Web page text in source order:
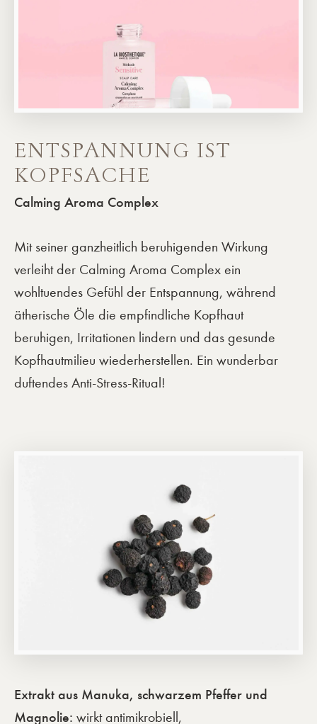
ENTSPANNUNG IST
KOPFSACHE
Calming Aroma Complex
Mit seiner ganzheitlich beruhigenden Wirkung
verleiht der Calming Aroma Complex ein
wohltuendes Gefühl der Entspannung, während
ätherische Öle die empfindliche Kopfhaut
beruhigen, Irritationen lindern und das gesunde
Kopfhautmilieu wiederherstellen. Ein wunderbar
duftendes Anti-Stress-Ritual!
Extrakt aus Manuka, schwarzem Pfeffer und
Magnolie: wirkt antimikrobiell,